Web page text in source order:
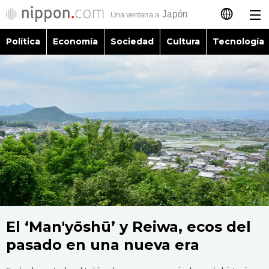
日本語
English
繁體字
Français
العربية
Русский
Política
Economía
Sociedad
Tecnología
Política Economía Sociedad Cultura Tecnología
El ‘Man'yōshū’ y Reiwa, ecos del
pasado en una nueva era